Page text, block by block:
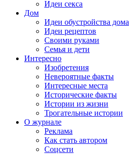
Идеи секса
Дом
Идеи обустройства дома
Идеи рецептов
Своими руками
Семья и дети
Интересно
Изобретения
Невероятные факты
Интересные места
Исторические факты
Истории из жизни
Трогательные истории
О журнале
Реклама
Как стать автором
Соцсети